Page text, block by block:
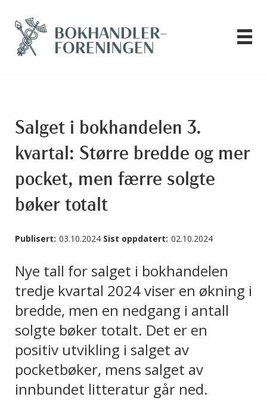
Salget i bokhandelen 3.
kvartal: Større bredde og mer
pocket, men færre solgte
bøker totalt
Publisert: 03.10.2024 Sist oppdatert: 02.10.2024
Nye tall for salget i bokhandelen
tredje kvartal 2024 viser en økning i
bredde, men en nedgang i antall
solgte bøker totalt. Det er en
positiv utvikling i salget av
pocketbøker, mens salget av
innbundet litteratur går ned.